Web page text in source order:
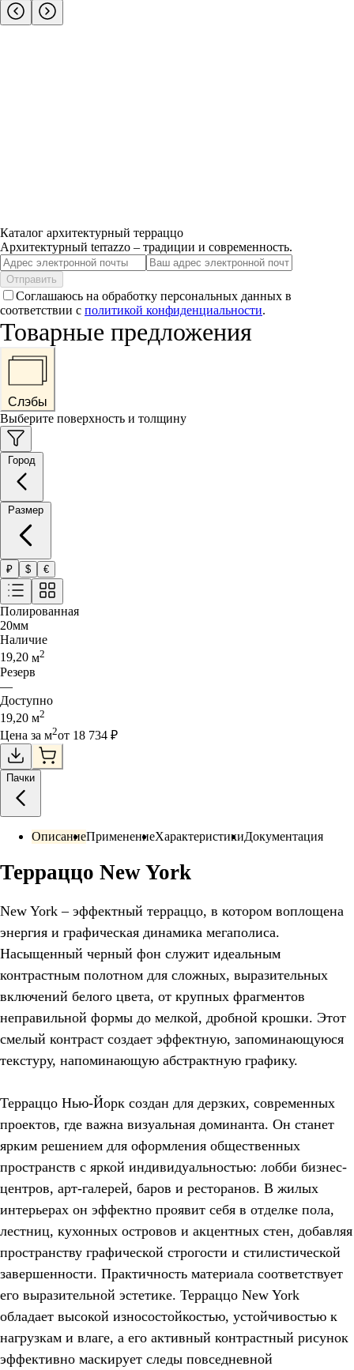
Каталог архитектурный терраццо
Архитектурный terrazzo – традиции и современность.
Отправить
Соглашаюсь на обработку персональных данных в
соответствии с политикой конфиденциальности.
Товарные предложения
Слэбы
Выберите поверхность и толщину
₽ $ €
Полированная
20мм
Наличие
19,20 м2
Резерв
—
Доступно
19,20 м2
Цена за м2от 18 734 ₽
Пачки
ОписаниеПрименениеХарактеристикиДокументация
Терраццо New York
New York – эффектный терраццо, в котором воплощена
энергия и графическая динамика мегаполиса.
Насыщенный черный фон служит идеальным
контрастным полотном для сложных, выразительных
включений белого цвета, от крупных фрагментов
неправильной формы до мелкой, дробной крошки. Этот
смелый контраст создает эффектную, запоминающуюся
текстуру, напоминающую абстрактную графику.
Терраццо Нью-Йорк создан для дерзких, современных
проектов, где важна визуальная доминанта. Он станет
ярким решением для оформления общественных
пространств с яркой индивидуальностью: лобби бизнес-
центров, арт-галерей, баров и ресторанов. В жилых
интерьерах он эффектно проявит себя в отделке пола,
лестниц, кухонных островов и акцентных стен, добавляя
пространству графической строгости и стилистической
завершенности. Практичность материала соответствует
его выразительной эстетике. Терраццо New York
обладает высокой износостойкостью, устойчивостью к
нагрузкам и влаге, а его активный контрастный рисунок
эффективно маскирует следы повседневной